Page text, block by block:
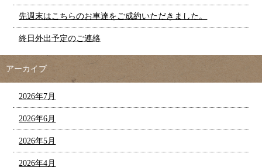
先週末はこちらのお車達をご成約いただきました。
終日外出予定のご連絡
アーカイブ
2026年7月
2026年6月
2026年5月
2026年4月